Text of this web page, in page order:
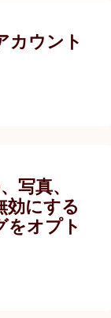
カウント
真、
にする
をオプト